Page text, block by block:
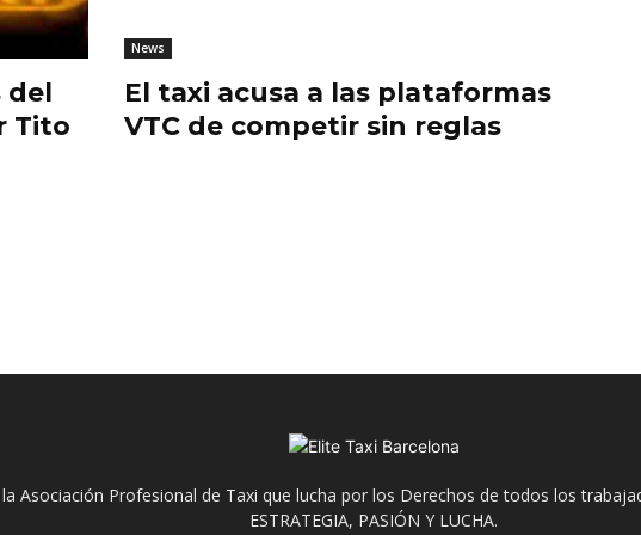
del
Tito
News
El taxi acusa a las plataformas
VTC de competir sin reglas
la Asociación Profesional de Taxi que lucha por los Derechos de todos los
ESTRATEGIA, PASIÓN Y LUCHA.